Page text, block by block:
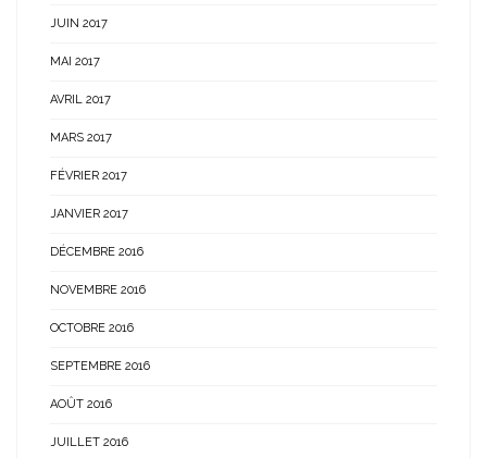
JUIN 2017
MAI 2017
AVRIL 2017
MARS 2017
FÉVRIER 2017
JANVIER 2017
DÉCEMBRE 2016
NOVEMBRE 2016
OCTOBRE 2016
SEPTEMBRE 2016
AOÛT 2016
JUILLET 2016